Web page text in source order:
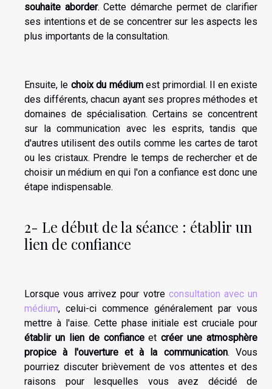
souhaite aborder. Cette démarche permet de clarifier
ses intentions et de se concentrer sur les aspects les
plus importants de la consultation.
Ensuite, le choix du médiumest primordial. Il en existe
des différents, chacun ayant ses propres méthodes et
domaines de spécialisation. Certains se concentrent
sur la communication avec les esprits, tandis que
d'autres utilisent des outils comme les cartes de tarot
ou les cristaux. Prendre le temps de rechercher et de
choisir un médium en qui l'on a confiance est donc une
étape indispensable.
2- Le début de la séance : établir un
lien de confiance
Lorsque vous arrivez pour votre consultation avec un
médium, celui-ci commence généralement par vous
mettre à l'aise. Cette phase initiale est cruciale pour
établir un lien de confianceetcréer une atmosphère
propice à l'ouverture et à la communication. Vous
pourriez discuter brièvement de vos attentes et des
raisons pour lesquelles vous avez décidé de